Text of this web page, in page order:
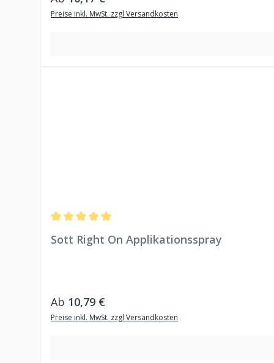
Preise inkl. MwSt. zzgl Versandkosten
Sott Right On Applikationsspray
Regulärer Preis:
Ab 10,79 €
Preise inkl. MwSt. zzgl Versandkosten